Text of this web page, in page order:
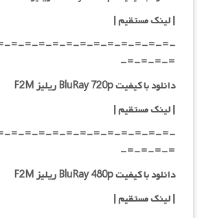
|لینک مستقیم|
=-=-=-=-=-=-=-=-=-=-=-=-
=-=-=-=-
دانلود با کیفیت BluRay 720p ریلیز F2M
| لینک مستقیم|
=-=-=-=-=-=-=-=-=-=-=-=-
=-=-=-=-
دانلود با کیفیت BluRay 480p ریلیز F2M
| لینک مستقیم|